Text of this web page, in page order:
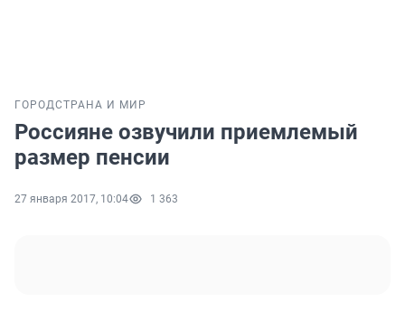
ГОРОДСТРАНА И МИР
Россияне озвучили приемлемый
размер пенсии
27 января 2017, 10:04 1 363